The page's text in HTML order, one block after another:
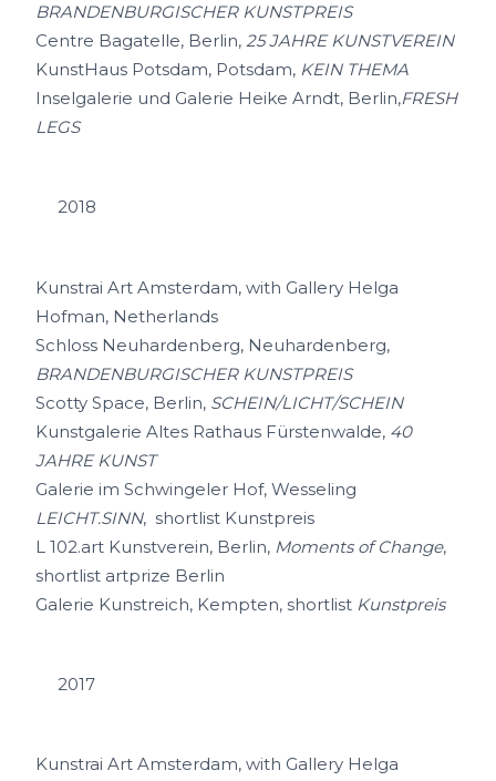
BRANDENBURGISCHER KUNSTPREIS
Centre Bagatelle, Berlin,25 JAHRE KUNSTVEREIN
KunstHaus Potsdam, Potsdam, KEIN THEMA
Inselgalerie und Galerie Heike Arndt, Berlin,FRESH
LEGS
2018
Kunstrai Art Amsterdam, with Gallery Helga
Hofman, Netherlands
Schloss Neuhardenberg, Neuhardenberg,
BRANDENBURGISCHER KUNSTPREIS
Scotty Space, Berlin, SCHEIN/LICHT/SCHEIN
Kunstgalerie Altes Rathaus Fürstenwalde, 40
JAHRE KUNST
Galerie im Schwingeler Hof, Wesseling
LEICHT.SINN, shortlist Kunstpreis
L 102.art Kunstverein, Berlin, Moments of Change,
shortlist artprize Berlin
Galerie Kunstreich, Kempten, shortlist Kunstpreis
2017
Kunstrai Art Amsterdam, with Gallery Helga